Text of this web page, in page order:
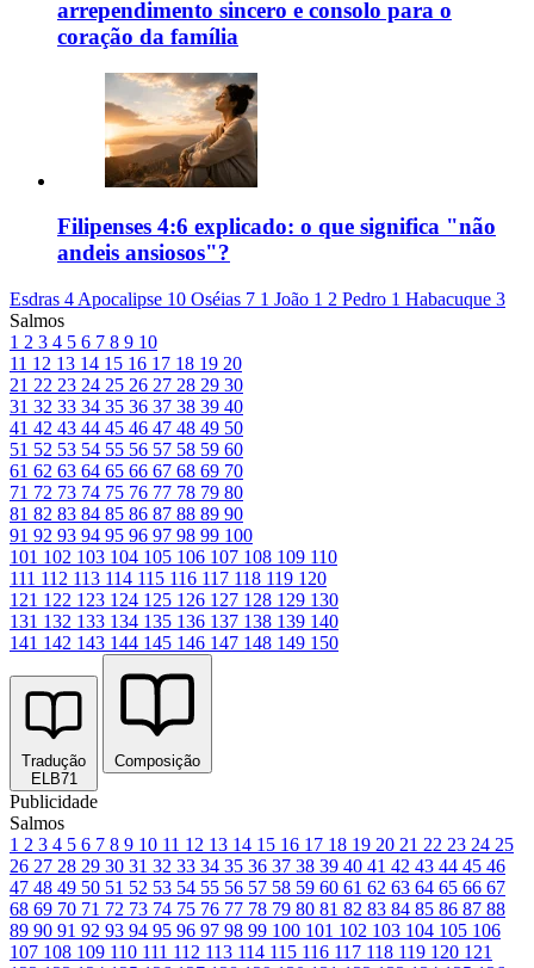
arrependimento sincero e consolo para o
coração da família
Filipenses 4:6 explicado: o que significa "não
andeis ansiosos"?
Esdras 4 Apocalipse 10 Oséias 7 1 João 1 2 Pedro 1 Habacuque 3
Salmos
1 2 3 4 5 6 7 8 9 10
11 12 13 14 15 16 17 18 19 20
21 22 23 24 25 26 27 28 29 30
31 32 33 34 35 36 37 38 39 40
41 42 43 44 45 46 47 48 49 50
51 52 53 54 55 56 57 58 59 60
61 62 63 64 65 66 67 68 69 70
71 72 73 74 75 76 77 78 79 80
81 82 83 84 85 86 87 88 89 90
91 92 93 94 95 96 97 98 99 100
101 102 103 104 105 106 107 108 109 110
111 112 113 114 115 116 117 118 119 120
121 122 123 124 125 126 127 128 129 130
131 132 133 134 135 136 137 138 139 140
141 142 143 144 145 146 147 148 149 150
Tradução
ELB71
Composição
Publicidade
Salmos
1 2 3 4 5 6 7 8 9 10 11 12 13 14 15 16 17 18 19 20 21 22 23 24 25
26 27 28 29 30 31 32 33 34 35 36 37 38 39 40 41 42 43 44 45 46
47 48 49 50 51 52 53 54 55 56 57 58 59 60 61 62 63 64 65 66 67
68 69 70 71 72 73 74 75 76 77 78 79 80 81 82 83 84 85 86 87 88
89 90 91 92 93 94 95 96 97 98 99 100 101 102 103 104 105 106
107 108 109 110 111 112 113 114 115 116 117 118 119 120 121